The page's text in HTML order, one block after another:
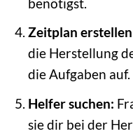
Zeitplan
die Herstellung
die Aufgaben auf.
Helfer suchen:
sie dir bei der